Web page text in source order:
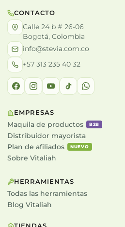
CONTACTO
Calle 24 b # 26-06
Bogotá, Colombia
info@stevia.com.co
+57 313 235 40 32
EMPRESAS
Maquila de productos
B2B
Distribuidor mayorista
Plan de afiliados
NUEVO
Sobre Vitaliah
HERRAMIENTAS
Todas las herramientas
Blog Vitaliah